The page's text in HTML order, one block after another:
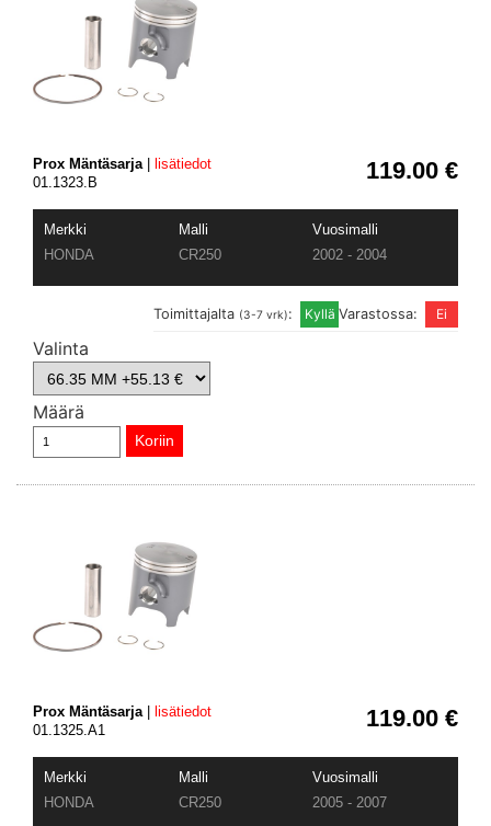
119.00 €
Prox Mäntäsarja|
lisätiedot
01.1323.B
Merkki Malli
Vuosimalli
HONDA
CR250 2002 - 2004
Varastossa:
Toimittajalta (3-7 vrk):
Valinta
Määrä
119.00 €
Prox Mäntäsarja | lisätiedot
01.1325.A1
Merkki Malli
Vuosimalli
HONDA
CR250 2005 - 2007